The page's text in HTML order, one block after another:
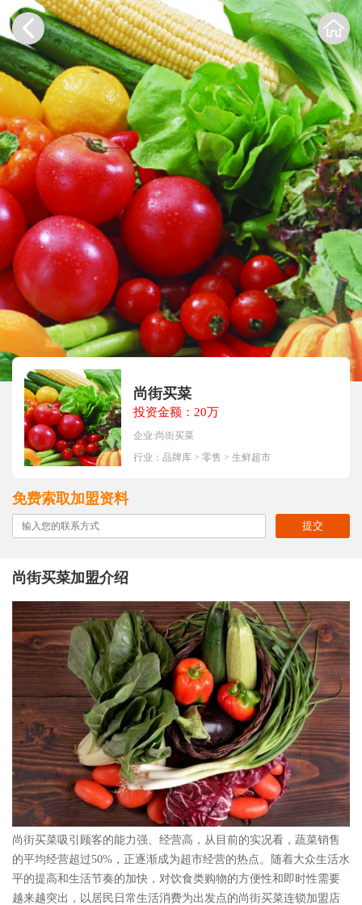
尚街买菜
投资金额：20万
企业:尚街买菜
行业： 品牌库 > 零售 > 生鲜超市
免费索取加盟资料
提交
尚街买菜加盟介绍
尚街买菜吸引顾客的能力强、经营高，从目前的实况看，蔬菜销售
的平均经营超过50%，正逐渐成为超市经营的热点。随着大众生活水
平的提高和生活节奏的加快，对饮食类购物的方便性和即时性需要
越来越突出，以居民日常生活消费为出发点的尚街买菜连锁加盟店